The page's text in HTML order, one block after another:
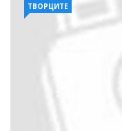
ТВОРЦИТЕ